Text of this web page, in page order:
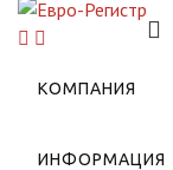
КОМПАНИЯ
ИНФОРМАЦИЯ